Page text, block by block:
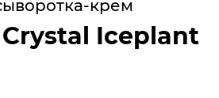
крем
Iceplant